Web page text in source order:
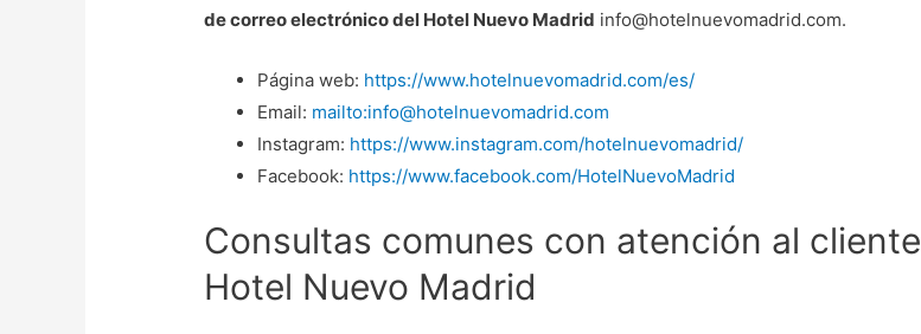
de correo electrónico del Hotel Nuevo Madrid info@hotelnuevomadrid.com.
Página web: https://www.hotelnuevomadrid.com/es/
Email: mailto:info@hotelnuevomadrid.com
Instagram: https://www.instagram.com/hotelnuevomadrid/
Facebook: https://www.facebook.com/HotelNuevoMadrid
Consultas comunes con atención al cliente
Hotel Nuevo Madrid